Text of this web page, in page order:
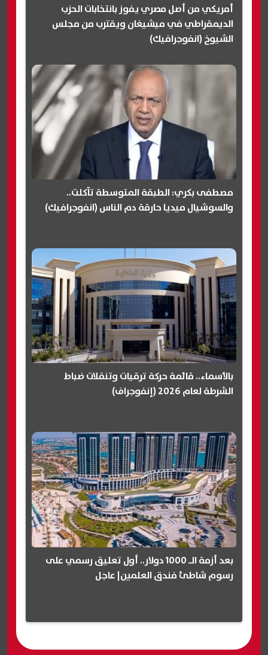
أمريكي من أصل مصري يفوز بانتخابات الحزب
الديمقراطي في ميشيغان ويقترب من مجلس
الشيوخ (انفوجرافيك)
مصطفى بكري: الطبقة المتوسطة تآكلت..
والسوشيال ميديا حارقة دم الناس (انفوجرافيك)
بالأسماء.. قائمة حركة ترقيات وتنقلات ضباط
الشرطة لعام 2026 (إنفوجراف)
بعد أزمة الـ 1000 دولار.. أول تعليق رسمي على
رسوم شاطئ فندق العلمين| عاجل